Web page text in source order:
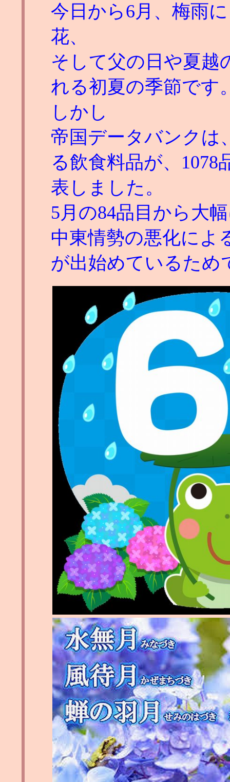
今日から6月、梅雨
花、
そして父の日や夏越
れる初夏の季節です
しかし
帝国データバンクは
る飲食料品が、
表しました。
5月の84品目から大
中東情勢の悪化によ
が出始めているため